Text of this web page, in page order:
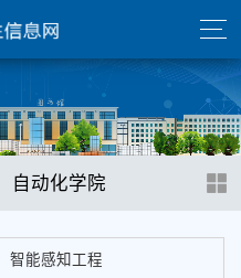
自动化学院
智能感知工程